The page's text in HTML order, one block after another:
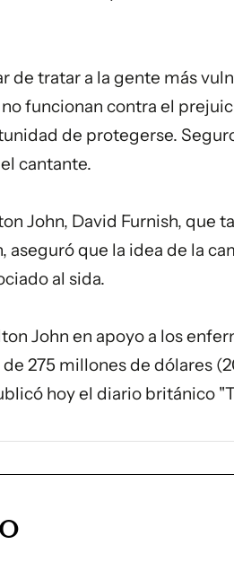
de tratar a la gente más
funcionan contra el
de protegerse.
cantante.
John, David Furnish, que
aseguró que la idea de la
al sida.
John en apoyo a los
275 millones de dólares
hoy el diario británico